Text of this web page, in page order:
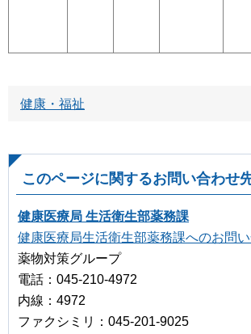
健康・福祉
このページに関するお問い合わせ
健康医療局 生活衛生部薬務課
健康医療局生活衛生部薬務課へのお問
薬物対策グループ
電話：045-210-4972
内線：4972
ファクシミリ：045-201-9025